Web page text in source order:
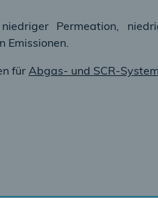
Permeation,
Emissionen.
für Abgas- und SCR-